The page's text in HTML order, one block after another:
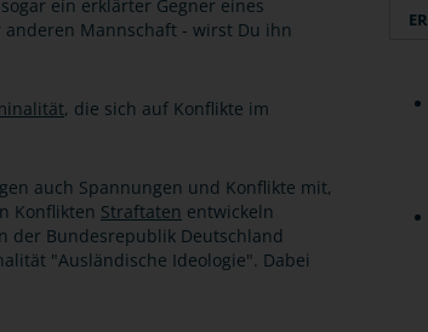
ein erklärter Gegner eines
Mannschaft - wirst Du ihn
, die sich auf Konflikte im
auch Spannungen und Konflikte mit,
Konflikten Straftaten entwickeln
der Bundesrepublik Deutschland
"Ausländische Ideologie". Dabei